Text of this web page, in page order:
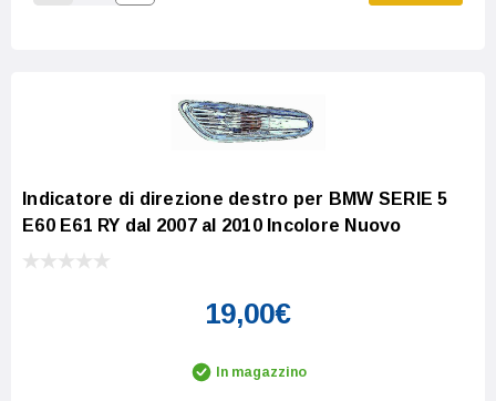
Increase Quantity:
Indicatore di direzione destro per BMW SERIE 5
E60 E61 RY dal 2007 al 2010 Incolore Nuovo
19,00€
In magazzino